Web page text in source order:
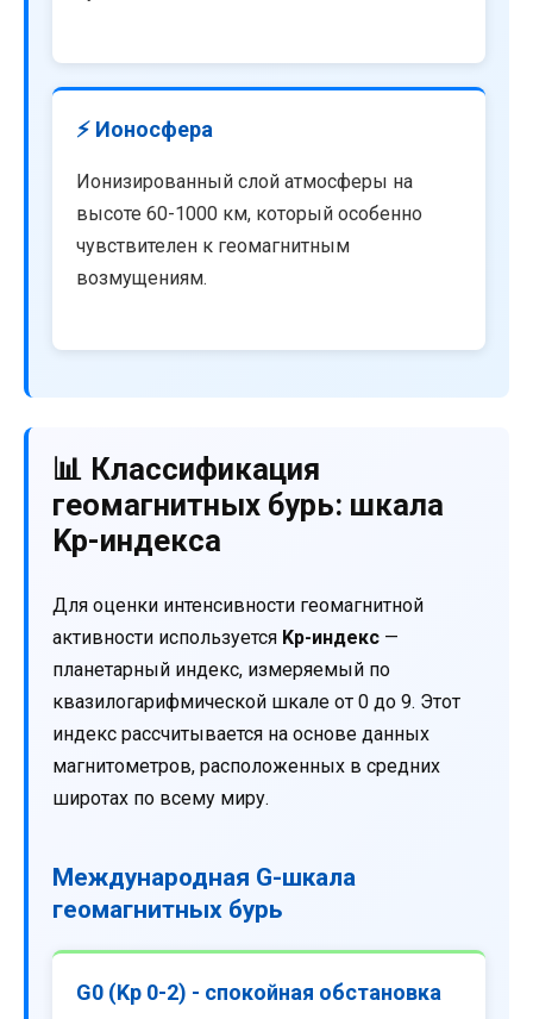
⚡ Ионосфера
Ионизированный слой атмосферы на
высоте 60-1000 км, который особенно
чувствителен к геомагнитным
возмущениям.
📊 Классификация
геомагнитных бурь: шкала
Kp-индекса
Для оценки интенсивности геомагнитной
активности используется Kp-индекс —
планетарный индекс, измеряемый по
квазилогарифмической шкале от 0 до 9. Этот
индекс рассчитывается на основе данных
магнитометров, расположенных в средних
широтах по всему миру.
Международная G-шкала
геомагнитных бурь
G0 (Kp 0-2) - спокойная обстановка